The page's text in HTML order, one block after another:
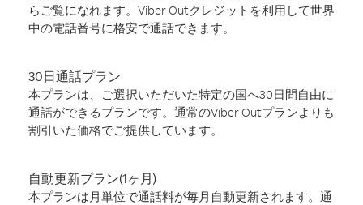
らご覧になれます。Viber Outクレジットを利用して世界
中の電話番号に格安で通話できます。
30日通話プラン
本プランは、ご選択いただいた特定の国へ30日間自由に
通話ができるプランです。通常のViber Outプランよりも
割引いた価格でご提供しています。
自動更新プラン(1ヶ月)
本プランは月単位で通話料が毎月自動更新されます。通